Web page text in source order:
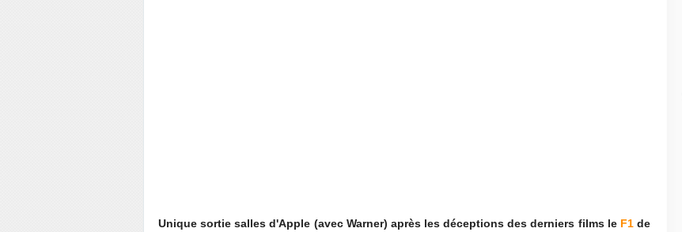
Unique sortie salles d'Apple (avec Warner) après les déceptions des derniers films le F1de